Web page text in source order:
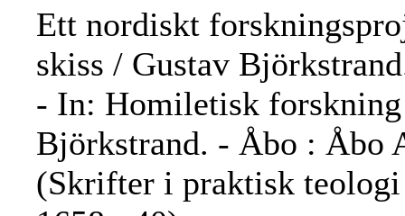
Ett nordiskt
skiss / Gustav
- In: Homiletisk
Björkstrand. - Åbo : Åbo
(Skrifter i praktisk